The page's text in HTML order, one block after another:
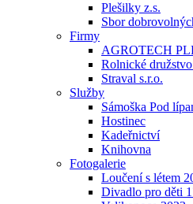
Plešilky z.s.
Sbor
Firmy
AGROTECH
Rolnické
Straval s.r.o.
Služby
Sámoška Pod
Hostinec
Kadeřnictví
Knihovna
Fotogalerie
Loučení s létem
Divadlo pro děti